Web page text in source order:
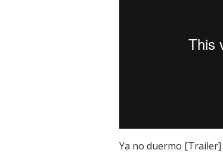
Ya no duermo [Trailer]